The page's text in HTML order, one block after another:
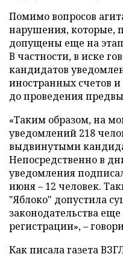
Помимо вопросов
нарушения, которые,
допущены еще на
В частности, в иске
кандидатов
иностранных счетов
до проведения
«Таким образом, на
уведомлений 218
выдвинутыми
Непосредственно в
уведомления
июня – 12 человек.
"Яблоко" допустила
законодательства
регистрации», –
Как писала газета